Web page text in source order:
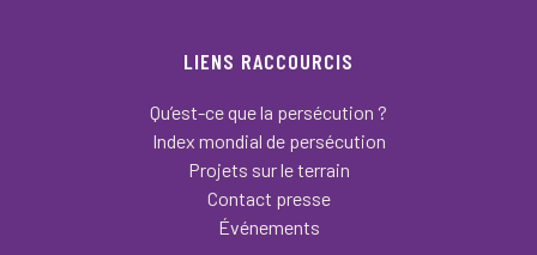
LIENS RACCOURCIS
Qu’est-ce que la persécution ?
Index mondial de persécution
Projets sur le terrain
Contact presse
Événements